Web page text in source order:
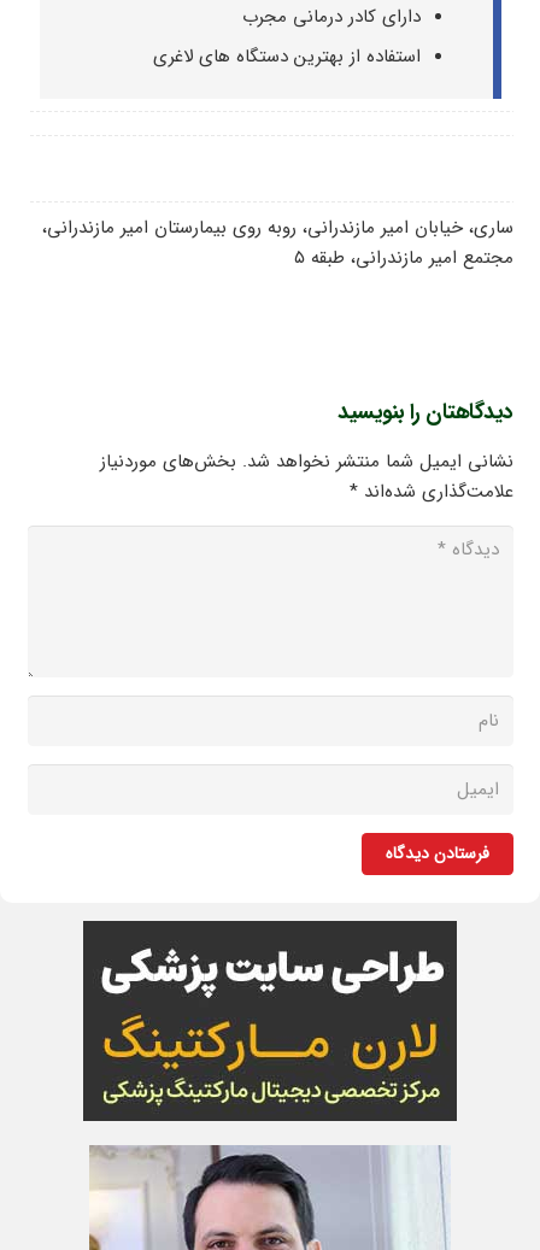
دارای کادر درمانی مجرب
استفاده از بهترین دستگاه های لاغری
ساری، خیابان امیر مازندرانی، روبه روی بیمارستان امیر مازندرانی،
مجتمع امیر مازندرانی، طبقه ۵
دیدگاهتان را بنویسید
نشانی ایمیل شما منتشر نخواهد شد. بخش‌های موردنیاز
علامت‌گذاری شده‌اند*
فرستادن دیدگاه